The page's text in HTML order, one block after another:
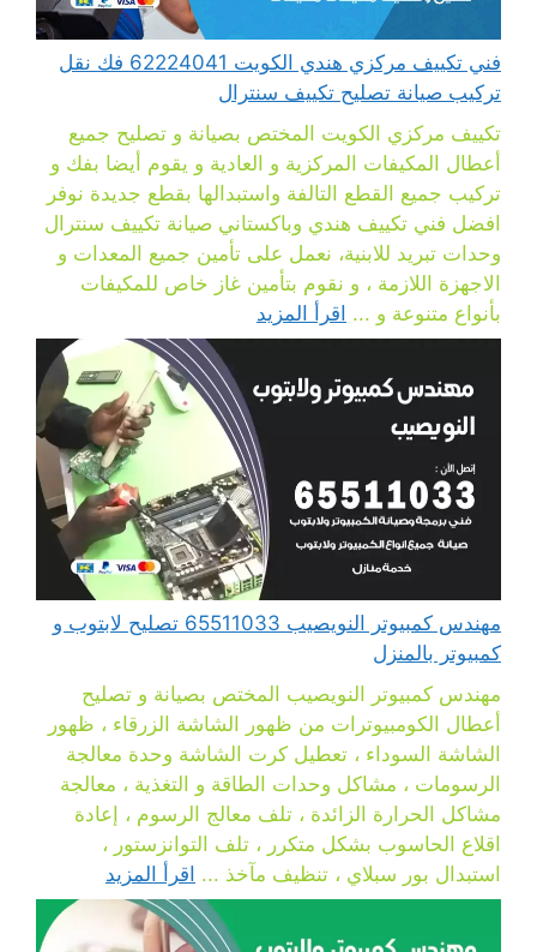
فني تكييف مركزي هندي الكويت 62224041 فك نقل
تركيب صيانة تصليح تكييف سنترال
تكييف مركزي الكويت المختص بصيانة و تصليح جميع
أعطال المكيفات المركزية و العادية و يقوم أيضا بفك و
تركيب جميع القطع التالفة واستبدالها بقطع جديدة نوفر
افضل فني تكييف هندي وباكستاني صيانة تكييف سنترال
وحدات تبريد للابنية، نعمل على تأمين جميع المعدات و
الاجهزة اللازمة ، و نقوم بتأمين غاز خاص للمكيفات
بأنواع متنوعة و ... اقرأ المزيد
مهندس كمبيوتر النويصيب 65511033 تصليح لابتوب و
كمبيوتر بالمنزل
مهندس كمبيوتر النويصيب المختص بصيانة و تصليح
أعطال الكومبيوترات من ظهور الشاشة الزرقاء ، ظهور
الشاشة السوداء ، تعطيل كرت الشاشة وحدة معالجة
الرسومات ، مشاكل وحدات الطاقة و التغذية ، معالجة
مشاكل الحرارة الزائدة ، تلف معالج الرسوم ، إعادة
اقلاع الحاسوب بشكل متكرر ، تلف التوانزستور ،
استبدال بور سبلاي ، تنظيف مآخذ ... اقرأ المزيد